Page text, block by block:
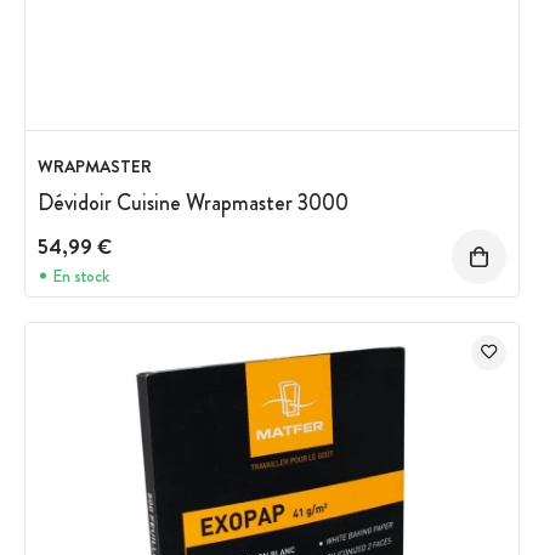
WRAPMASTER
Dévidoir Cuisine Wrapmaster 3000
54,99 €
En stock